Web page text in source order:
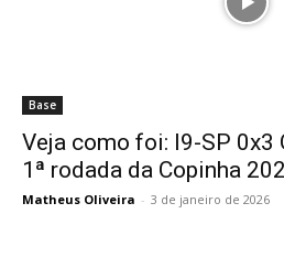
Base
Veja como foi: I9-SP 0x3
1ª rodada da Copinha
Matheus Oliveira - 3 de janeiro de 2026